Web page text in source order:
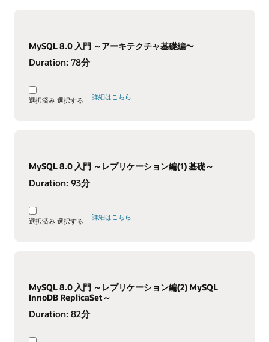
MySQL 8.0 入門 ～アーキテクチャ基礎編〜
Duration: 78分
選択済み 選択する 詳細はこちら
MySQL 8.0 入門 ～レプリケーション編(1) 基礎～
Duration: 93分
選択済み 選択する 詳細はこちら
MySQL 8.0 入門 ～レプリケーション編(2) MySQL
InnoDB ReplicaSet～
Duration: 82分